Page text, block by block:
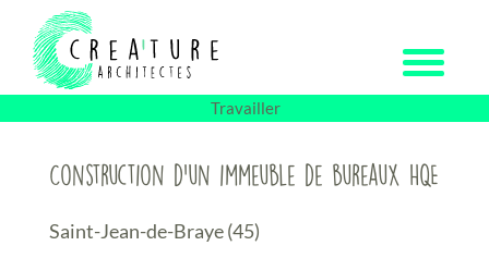
Passer
contenu
Travailler
Construction d’un immeuble de bureaux HQE
Saint-Jean-de-Braye (45)